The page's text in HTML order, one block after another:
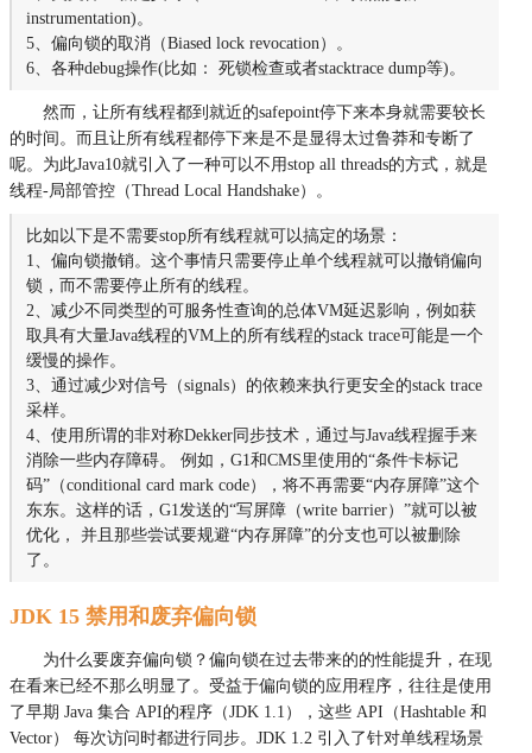
instrumentation)。
5、偏向锁的取消（Biased lock revocation）。
6、各种debug操作(比如： 死锁检查或者stacktrace dump等)。
然而，让所有线程都到就近的safepoint停下来本身就需要较长
的时间。而且让所有线程都停下来是不是显得太过鲁莽和专断了
呢。为此Java10就引入了一种可以不用stop all threads的方式，就是
线程-局部管控（Thread Local Handshake）。
比如以下是不需要stop所有线程就可以搞定的场景：
1、偏向锁撤销。这个事情只需要停止单个线程就可以撤销偏向
锁，而不需要停止所有的线程。
2、减少不同类型的可服务性查询的总体VM延迟影响，例如获
取具有大量Java线程的VM上的所有线程的stack trace可能是一个
缓慢的操作。
3、通过减少对信号（signals）的依赖来执行更安全的stack trace
采样。
4、使用所谓的非对称Dekker同步技术，通过与Java线程握手来
消除一些内存障碍。 例如，G1和CMS里使用的“条件卡标记
码”（conditional card mark code），将不再需要“内存屏障”这个
东东。这样的话，G1发送的“写屏障（write barrier）”就可以被
优化， 并且那些尝试要规避“内存屏障”的分支也可以被删除
了。
JDK 15 禁用和废弃偏向锁
为什么要废弃偏向锁？偏向锁在过去带来的的性能提升，在现
在看来已经不那么明显了。受益于偏向锁的应用程序，往往是使用
了早期 Java 集合 API的程序（JDK 1.1），这些 API（Hashtable 和
Vector） 每次访问时都进行同步。JDK 1.2 引入了针对单线程场景